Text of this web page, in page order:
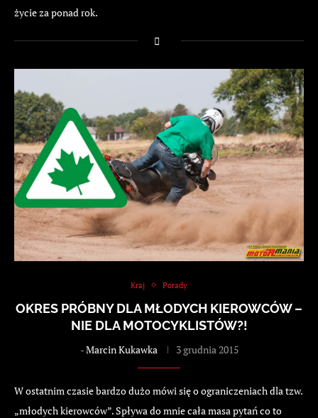
życie za ponad rok.
Kraj Porady
OKRES PRÓBNY DLA MŁODYCH KIEROWCÓW –
NIE DLA MOTOCYKLISTÓW?!
-Marcin Kukawka 3 grudnia 2015
W ostatnim czasie bardzo dużo mówi się o ograniczeniach dla tzw.
„młodych kierowców”. Spływa do mnie cała masa pytań co to